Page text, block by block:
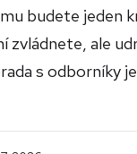
budete jeden
zvládnete, ale
s odborníky